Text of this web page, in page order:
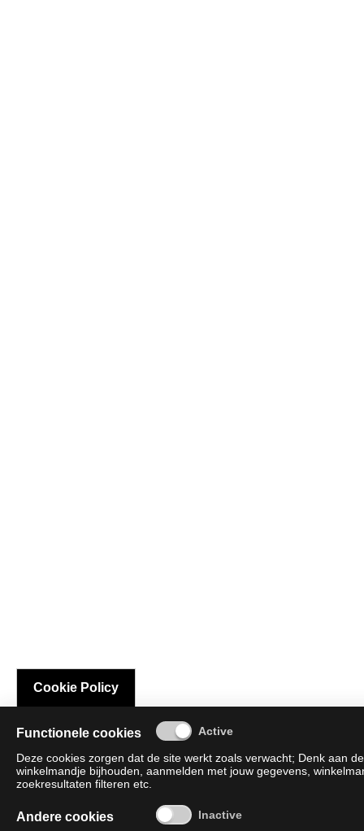
Cookie Policy
Functionele cookies
Deze cookies zorgen dat de site werkt zoals verwacht; Denk aan
winkelmandje bijhouden, aanmelden met jouw gegevens,
zoekresultaten filteren etc.
Andere cookies